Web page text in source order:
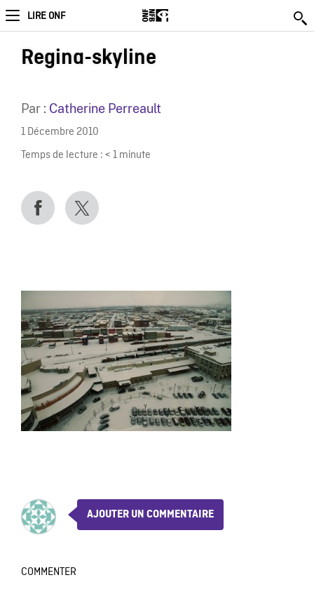
LIRE ONF
Regina-skyline
Par : Catherine Perreault
1 Décembre 2010
Temps de lecture : < 1 minute
AJOUTER UN COMMENTAIRE
COMMENTER